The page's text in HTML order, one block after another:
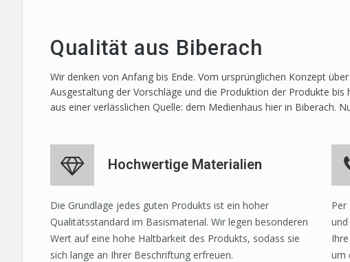
Qualität aus Biberach
Wir denken von Anfang bis Ende. Vom ursprünglichen Konzept
Ausgestaltung der Vorschläge und die Produktion der Produkte
aus einer verlässlichen Quelle: dem Medienhaus hier in Biberach.
Hochwertige Materialien
Die Grundlage jedes guten Produkts ist ein hoher
Qualitätsstandard im Basismaterial. Wir legen besonderen
Wert auf eine hohe Haltbarkeit des Produkts, sodass sie
sich lange an Ihrer Beschriftung erfreuen.
Per
um